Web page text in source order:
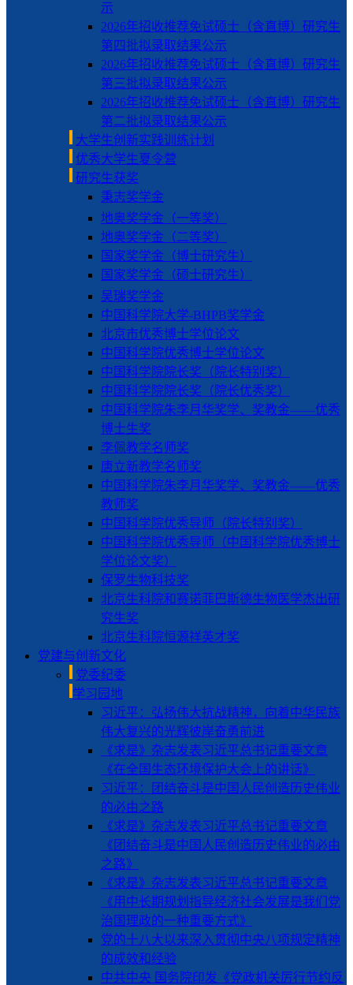
示
2026年招收推荐免试硕士（含直博）研究生
第四批拟录取结果公示
2026年招收推荐免试硕士（含直博）研究生
第三批拟录取结果公示
2026年招收推荐免试硕士（含直博）研究生
第二批拟录取结果公示
大学生创新实践训练计划
优秀大学生夏令营
研究生获奖
秉志奖学金
地奥奖学金（一等奖）
地奥奖学金（二等奖）
国家奖学金（博士研究生）
国家奖学金（硕士研究生）
吴瑞奖学金
中国科学院大学-BHPB奖学金
北京市优秀博士学位论文
中国科学院优秀博士学位论文
中国科学院院长奖（院长特别奖）
中国科学院院长奖（院长优秀奖）
中国科学院朱李月华奖学、奖教金——优秀
博士生奖
李佩教学名师奖
唐立新教学名师奖
中国科学院朱李月华奖学、奖教金——优秀
教师奖
中国科学院优秀导师（院长特别奖）
中国科学院优秀导师（中国科学院优秀博士
学位论文奖）
保罗生物科技奖
北京生科院和赛诺菲巴斯德生物医学杰出研
究生奖
北京生科院恒源祥英才奖
党建与创新文化
党委纪委
学习园地
习近平：弘扬伟大抗战精神，向着中华民族
伟大复兴的光辉彼岸奋勇前进
《求是》杂志发表习近平总书记重要文章
《在全国生态环境保护大会上的讲话》
习近平：团结奋斗是中国人民创造历史伟业
的必由之路
《求是》杂志发表习近平总书记重要文章
《团结奋斗是中国人民创造历史伟业的必由
之路》
《求是》杂志发表习近平总书记重要文章
《用中长期规划指导经济社会发展是我们党
治国理政的一种重要方式》
党的十八大以来深入贯彻中央八项规定精神
的成效和经验
中共中央 国务院印发《党政机关厉行节约反